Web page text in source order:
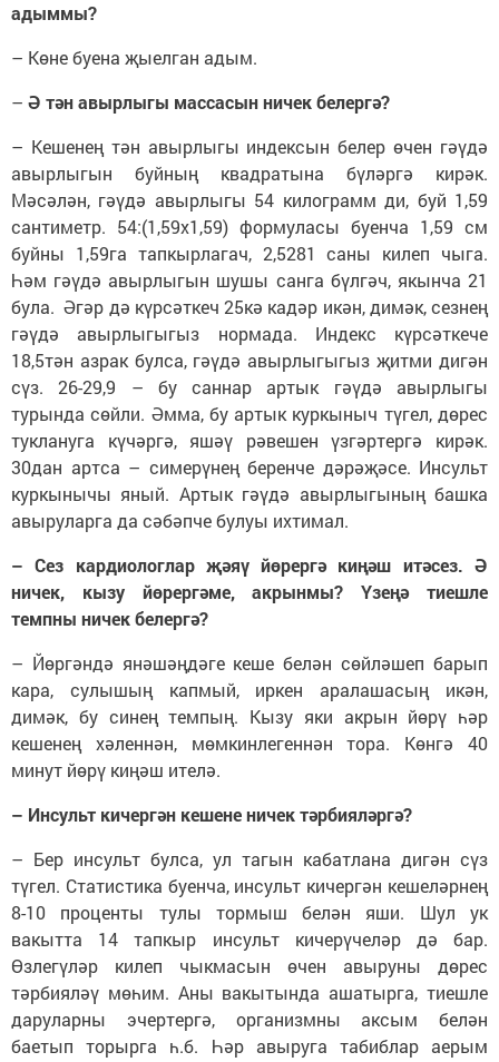
адыммы?
– Көне буена җыелган адым.
– Ә тән авырлыгы массасын ничек белергә?
– Кешенең тән авырлыгы индексын белер өчен гәүдә
авырлыгын буйның квадратына бүләргә кирәк.
Мәсәлән, гәүдә авырлыгы 54 килограмм ди, буй 1,59
сантиметр. 54:(1,59х1,59) формуласы буенча 1,59 см
буйны 1,59га тапкырлагач, 2,5281 саны килеп чыга.
Һәм гәүдә авырлыгын шушы санга бүлгәч, якынча 21
була. Әгәр дә күрсәткеч 25кә кадәр икән, димәк, сезнең
гәүдә авырлыгыгыз нормада. Индекс күрсәткече
18,5тән азрак булса, гәүдә авырлыгыгыз җитми дигән
сүз. 26-29,9 – бу саннар артык гәүдә авырлыгы
турында сөйли. Әмма, бу артык куркыныч түгел, дөрес
туклануга күчәргә, яшәү рәвешен үзгәртергә кирәк.
30дан артса – симерүнең беренче дәрәҗәсе. Инсульт
куркынычы яный. Артык гәүдә авырлыгының башка
авыруларга да сәбәпче булуы ихтимал.
– Сез кардиологлар җәяү йөрергә киңәш итәсез. Ә
ничек, кызу йөрергәме, акрынмы? Үзеңә тиешле
темпны ничек белергә?
– Йөргәндә янәшәңдәге кеше белән сөйләшеп барып
кара, сулышың капмый, иркен аралашасың икән,
димәк, бу синең темпың. Кызу яки акрын йөрү һәр
кешенең хәленнән, мөмкинлегеннән тора. Көнгә 40
минут йөрү киңәш ителә.
– Инсульт кичергән кешене ничек тәрбияләргә?
– Бер инсульт булса, ул тагын кабатлана дигән сүз
түгел. Статистика буенча, инсульт кичергән кешеләрнең
8-10 проценты тулы тормыш белән яши. Шул ук
вакытта 14 тапкыр инсульт кичерүчеләр дә бар.
Өзлегүләр килеп чыкмасын өчен авыруны дөрес
тәрбияләү мөһим. Аны вакытында ашатырга, тиешле
даруларны эчертергә, организмны аксым белән
баетып торырга һ.б. Һәр авыруга табиблар аерым